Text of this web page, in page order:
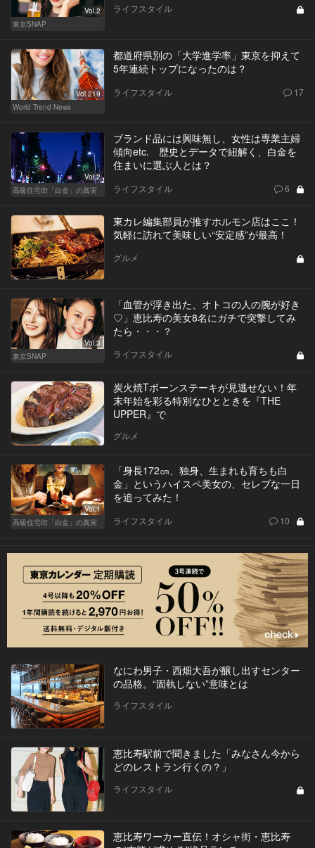
Vol.2
東京SNAP
ライフスタイル
Vol.219
World Trend News
都道府県別の「大学進学率」東京を抑えて
5年連続トップになったのは？
ライフスタイル 17
Vol.2
高級住宅街「白金」の真実
ブランド品には興味無し、女性は専業主婦
傾向etc. 歴史とデータで紐解く、白金を
住まいに選ぶ人とは？
ライフスタイル 6
東カレ編集部員が推すホルモン店はここ！
気軽に訪れて美味しい“安定感”が最高！
グルメ
Vol.3
東京SNAP
「血管が浮き出た、オトコの人の腕が好き
♡」恵比寿の美女8名にガチで突撃してみ
たら・・・？
ライフスタイル
炭火焼Tボーンステーキが見逃せない！年
末年始を彩る特別なひとときを『THE
UPPER』で
グルメ
Vol.1
高級住宅街「白金」の真実
「身長172㎝、独身、生まれも育ちも白
金」というハイスペ美女の、セレブな一日
を追ってみた！
ライフスタイル 10
なにわ男子・西畑大吾が醸し出すセンター
の品格。“固執しない”意味とは
ライフスタイル
恵比寿駅前で聞きました「みなさん今から
どのレストラン行くの？」
ライフスタイル
恵比寿ワーカー直伝！オシャ街・恵比寿